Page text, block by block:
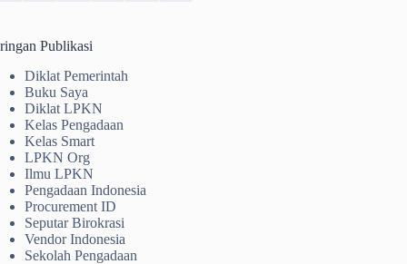
Publikasi
Diklat Pemerintah
Buku Saya
Diklat LPKN
Kelas Pengadaan
Kelas Smart
LPKN Org
Ilmu LPKN
Pengadaan Indonesia
Procurement ID
Seputar Birokrasi
Vendor Indonesia
Sekolah Pengadaan